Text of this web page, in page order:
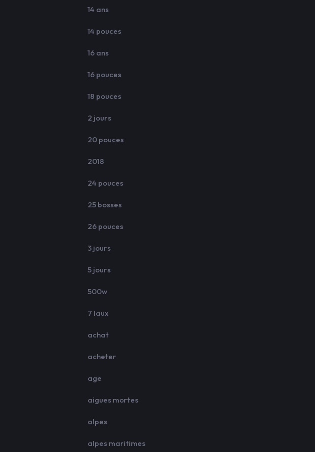
14 ans
14 pouces
16 ans
16 pouces
18 pouces
2 jours
20 pouces
2018
24 pouces
25 bosses
26 pouces
3 jours
5 jours
500w
7 laux
achat
acheter
age
aigues mortes
alpes
alpes maritimes